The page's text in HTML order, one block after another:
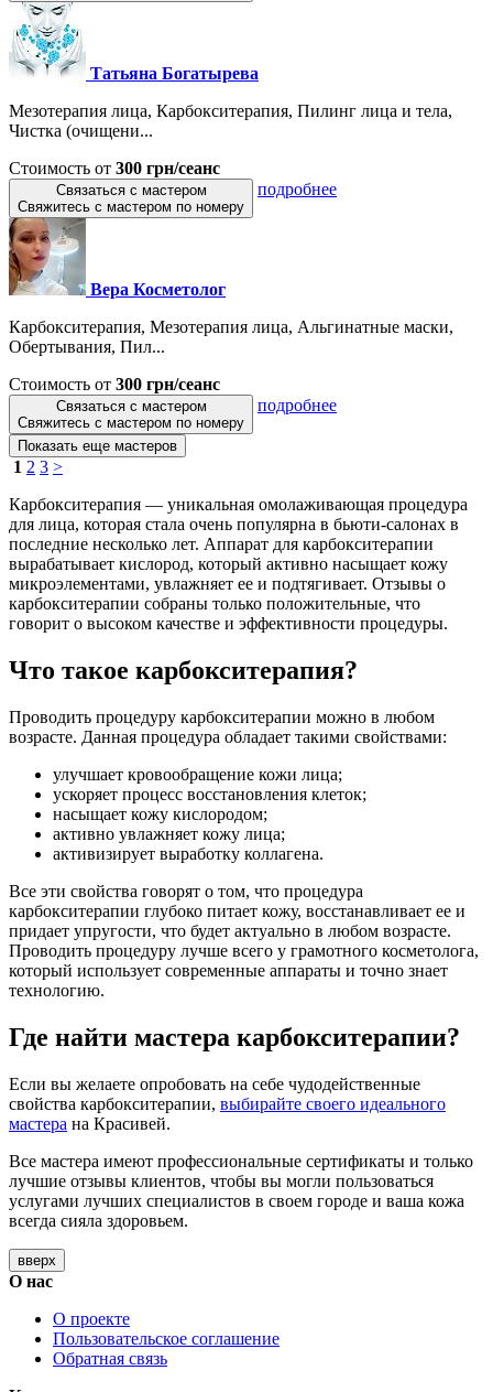
Татьяна Богатырева
Мезотерапия лица, Карбокситерапия, Пилинг лица и тела,
Чистка (очищени...
Стоимость от 300 грн/сеанс
Связаться с мастером
Свяжитесь с мастером по номеру
подробнее
Вера Косметолог
Карбокситерапия, Мезотерапия лица, Альгинатные маски,
Обертывания, Пил...
Стоимость от 300 грн/сеанс
Связаться с мастером
Свяжитесь с мастером по номеру
подробнее
Показать еще мастеров
1 2 3 >
Карбокситерапия — уникальная омолаживающая процедура
для лица, которая стала очень популярна в бьюти-салонах в
последние несколько лет. Аппарат для карбокситерапии
вырабатывает кислород, который активно насыщает кожу
микроэлементами, увлажняет ее и подтягивает. Отзывы о
карбокситерапии собраны только положительные, что
говорит о высоком качестве и эффективности процедуры.
Что такое карбокситерапия?
Проводить процедуру карбокситерапии можно в любом
возрасте. Данная процедура обладает такими свойствами:
улучшает кровообращение кожи лица;
ускоряет процесс восстановления клеток;
насыщает кожу кислородом;
активно увлажняет кожу лица;
активизирует выработку коллагена.
Все эти свойства говорят о том, что процедура
карбокситерапии глубоко питает кожу, восстанавливает ее и
придает упругости, что будет актуально в любом возрасте.
Проводить процедуру лучше всего у грамотного косметолога,
который использует современные аппараты и точно знает
технологию.
Где найти мастера карбокситерапии?
Если вы желаете опробовать на себе чудодейственные
свойства карбокситерапии, выбирайте своего идеального
мастера на Красивей.
Все мастера имеют профессиональные сертификаты и только
лучшие отзывы клиентов, чтобы вы могли пользоваться
услугами лучших специалистов в своем городе и ваша кожа
всегда сияла здоровьем.
вверх
О нас
О проекте
Пользовательское соглашение
Обратная связь